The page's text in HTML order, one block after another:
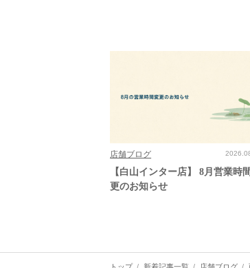
店舗ブログ
【白山インター店】 8月営業時
更のお知らせ
トップ 新着記事一覧 店舗ブログ